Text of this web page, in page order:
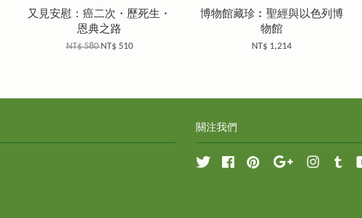
又見安慰：癌二次・歷死生・
恩典之路
NT$ 580NT$ 510
博物館藏珍︰聖經與以色列博
物館
NT$ 1,214
關注我們
Twitter FacebookPinterest Google Instagram